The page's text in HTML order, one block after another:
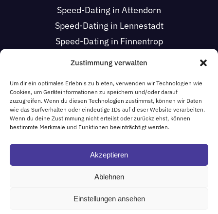
Zustimmung verwalten
Um dir ein optimales Erlebnis zu bieten, verwenden wir Technologien wie
Cookies, um Geräteinformationen zu speichern und/oder darauf
zuzugreifen. Wenn du diesen Technologien zustimmst, können wir Daten
wie das Surfverhalten oder eindeutige IDs auf dieser Website verarbeiten.
Wenn du deine Zustimmung nicht erteilst oder zurückziehst, können
bestimmte Merkmale und Funktionen beeinträchtigt werden.
Akzeptieren
Ablehnen
Einstellungen ansehen
Speed-Dating in Attendorn
Speed-Dating in Lennestadt
Speed-Dating in Finnentrop
Speed-Dating in Kirchhundem
HOCHSAUERLANDKREIS